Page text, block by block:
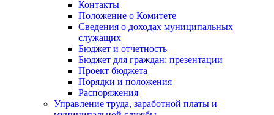
Контакты
Положение о Комитете
Сведения о доходах муниципальных
служащих
Бюджет и отчетность
Бюджет для граждан: презентации
Проект бюджета
Порядки и положения
Распоряжения
Управление труда, заработной платы и